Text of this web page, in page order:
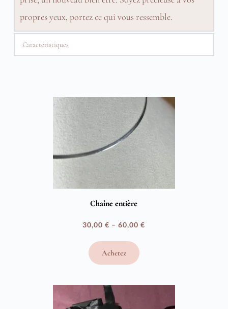
propres yeux, portez ce qui vous ressemble.
Caractéristiques
Chaîne entière
30,00€ –60,00€
Plage
prix :
60,00 €
Achetez